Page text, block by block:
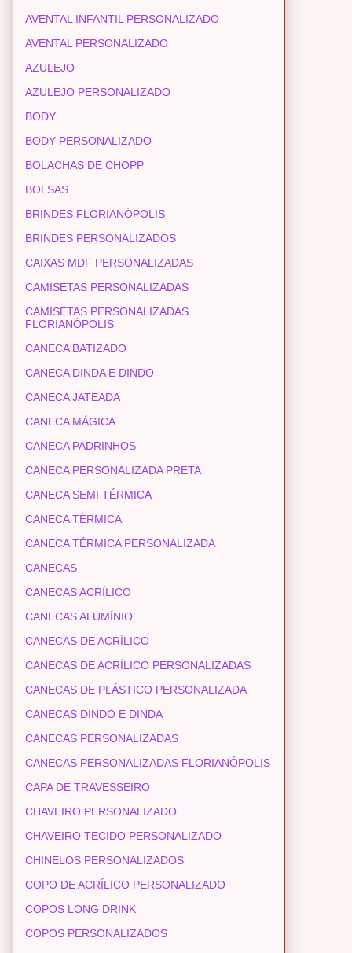
AVENTAL INFANTIL PERSONALIZADO
AVENTAL PERSONALIZADO
AZULEJO
AZULEJO PERSONALIZADO
BODY
BODY PERSONALIZADO
BOLACHAS DE CHOPP
BOLSAS
BRINDES FLORIANÓPOLIS
BRINDES PERSONALIZADOS
CAIXAS MDF PERSONALIZADAS
CAMISETAS PERSONALIZADAS
CAMISETAS PERSONALIZADAS
FLORIANÓPOLIS
CANECA BATIZADO
CANECA DINDA E DINDO
CANECA JATEADA
CANECA MÁGICA
CANECA PADRINHOS
CANECA PERSONALIZADA PRETA
CANECA SEMI TÉRMICA
CANECA TÉRMICA
CANECA TÉRMICA PERSONALIZADA
CANECAS
CANECAS ACRÍLICO
CANECAS ALUMÍNIO
CANECAS DE ACRÍLICO
CANECAS DE ACRÍLICO PERSONALIZADAS
CANECAS DE PLÁSTICO PERSONALIZADA
CANECAS DINDO E DINDA
CANECAS PERSONALIZADAS
CANECAS PERSONALIZADAS FLORIANÓPOLIS
CAPA DE TRAVESSEIRO
CHAVEIRO PERSONALIZADO
CHAVEIRO TECIDO PERSONALIZADO
CHINELOS PERSONALIZADOS
COPO DE ACRÍLICO PERSONALIZADO
COPOS LONG DRINK
COPOS PERSONALIZADOS